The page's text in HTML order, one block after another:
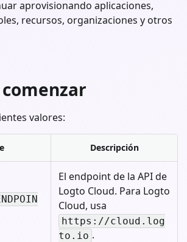
aprovisionando aplicaciones,
recursos, organizaciones y otros
valores:
Descripción
El endpoint de la API de
Logto Cloud. Para Logto
Cloud, usa
https://cloud.log
to.io .